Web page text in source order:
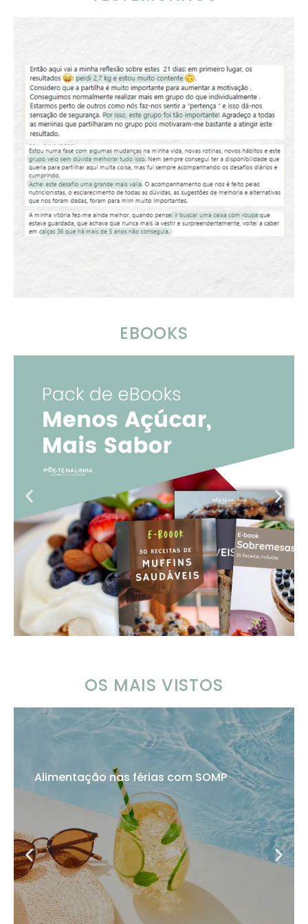
EBOOKS
OS MAIS VISTOS
Alimentação nas férias com SOMP